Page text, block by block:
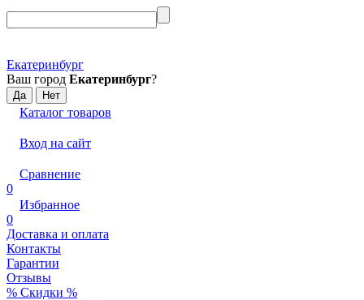
Екатеринбург
Ваш город Екатеринбург?
Каталог товаров
Вход на сайт
Сравнение
0
Избранное
0
Доставка и оплата
Контакты
Гарантии
Отзывы
% Скидки %